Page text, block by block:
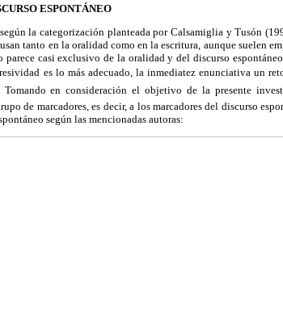
ESPONTÁNEO
la categorización planteada por Calsamiglia y Tusón
tanto en la oralidad como en la escritura, aunque suelen
parece casi exclusivo de la oralidad y del discurso
es lo más adecuado, la inmediatez enunciativa un
Tomando en consideración el objetivo de la presente
de marcadores, es decir, a los marcadores del discurso
según las mencionadas autoras: